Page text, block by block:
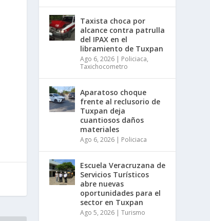
Taxista choca por
alcance contra patrulla
del IPAX en el
libramiento de Tuxpan
Ago 6, 2026| Policiaca,
Taxichocometro
Aparatoso choque
frente al reclusorio de
Tuxpan deja
cuantiosos daños
materiales
Ago 6, 2026| Policiaca
Escuela Veracruzana de
Servicios Turísticos
abre nuevas
oportunidades para el
sector en Tuxpan
Ago 5, 2026| Turismo